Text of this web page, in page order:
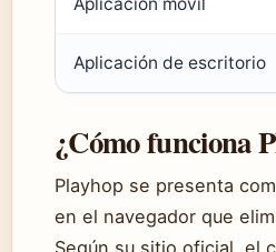
Aplicación de escritorio
¿Cómo funciona
Playhop se presenta
en el navegador que
Según su sitio oficial, el